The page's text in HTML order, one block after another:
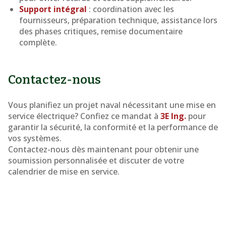
Support intégral : coordination avec les
fournisseurs, préparation technique, assistance lors
des phases critiques, remise documentaire
complète.
Contactez-nous
Vous planifiez un projet naval nécessitant une mise en
service électrique? Confiez ce mandat à 3E Ing. pour
garantir la sécurité, la conformité et la performance de
vos systèmes.
Contactez-nous dès maintenant pour obtenir une
soumission personnalisée et discuter de votre
calendrier de mise en service.